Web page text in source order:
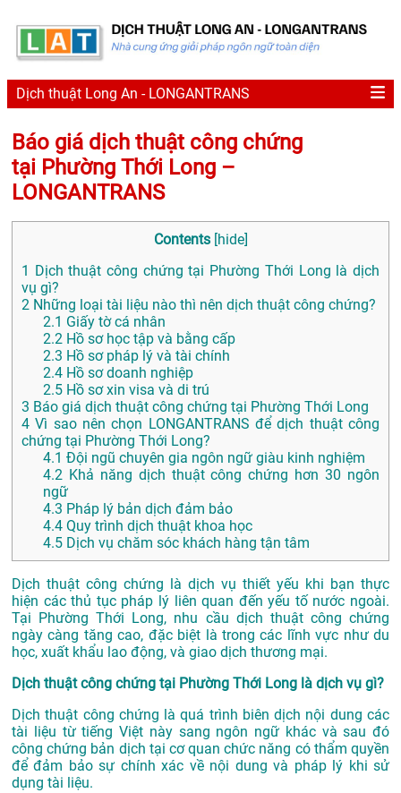
Dịch thuật Long An - LONGANTRANS
Báo giá dịch thuật công chứng
tại Phường Thới Long –
LONGANTRANS
Contents [hide]
1
Dịch thuật công chứng tại Phường Thới Long là dịch
vụ gì?
2 Những loại tài liệu nào thì nên dịch thuật công chứng?
2.1 Giấy tờ cá nhân
2.2 Hồ sơ học tập và bằng cấp
2.3 Hồ sơ pháp lý và tài chính
2.4 Hồ sơ doanh nghiệp
2.5 Hồ sơ xin visa và di trú
3 Báo giá dịch thuật công chứng tại Phường Thới Long
4 Vì sao nên chọn LONGANTRANS để dịch thuật công
chứng tại Phường Thới Long?
4.1 Đội ngũ chuyên gia ngôn ngữ giàu kinh nghiệm
4.2 Khả năng dịch thuật công chứng hơn 30 ngôn
ngữ
4.3 Pháp lý bản dịch đảm bảo
4.4 Quy trình dịch thuật khoa học
4.5 Dịch vụ chăm sóc khách hàng tận tâm
Dịch thuật công chứng là dịch vụ thiết yếu khi bạn thực
hiện các thủ tục pháp lý liên quan đến yếu tố nước ngoài.
Tại Phường Thới Long, nhu cầu dịch thuật công chứng
ngày càng tăng cao, đặc biệt là trong các lĩnh vực như du
học, xuất khẩu lao động, và giao dịch thương mại.
Dịch thuật công chứng tại Phường Thới Long là dịch vụ gì?
Dịch thuật công chứng là quá trình biên dịch nội dung các
tài liệu từ tiếng Việt này sang ngôn ngữ khác và sau đó
công chứng bản dịch tại cơ quan chức năng có thẩm quyền
để đảm bảo sự chính xác về nội dung và pháp lý khi sử
dụng tài liệu.